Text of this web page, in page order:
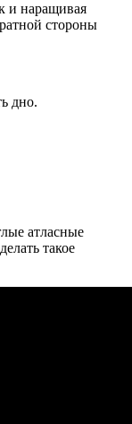
и наращивая
стороны
дно.
атласные
такое